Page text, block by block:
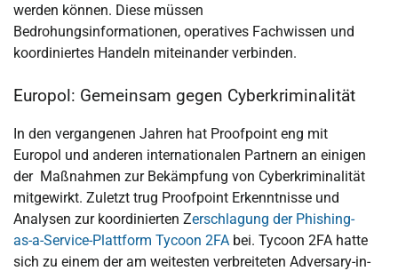
werden können. Diese müssen
Bedrohungsinformationen, operatives Fachwissen und
koordiniertes Handeln miteinander verbinden.
Europol: Gemeinsam gegen Cyberkriminalität
In den vergangenen Jahren hat Proofpoint eng mit
Europol und anderen internationalen Partnern an einigen
der Maßnahmen zur Bekämpfung von Cyberkriminalität
mitgewirkt. Zuletzt trug Proofpoint Erkenntnisse und
Analysen zur koordinierten Zerschlagung der Phishing-
as-a-Service-Plattform Tycoon 2FA bei. Tycoon 2FA hatte
sich zu einem der am weitesten verbreiteten Adversary-in-